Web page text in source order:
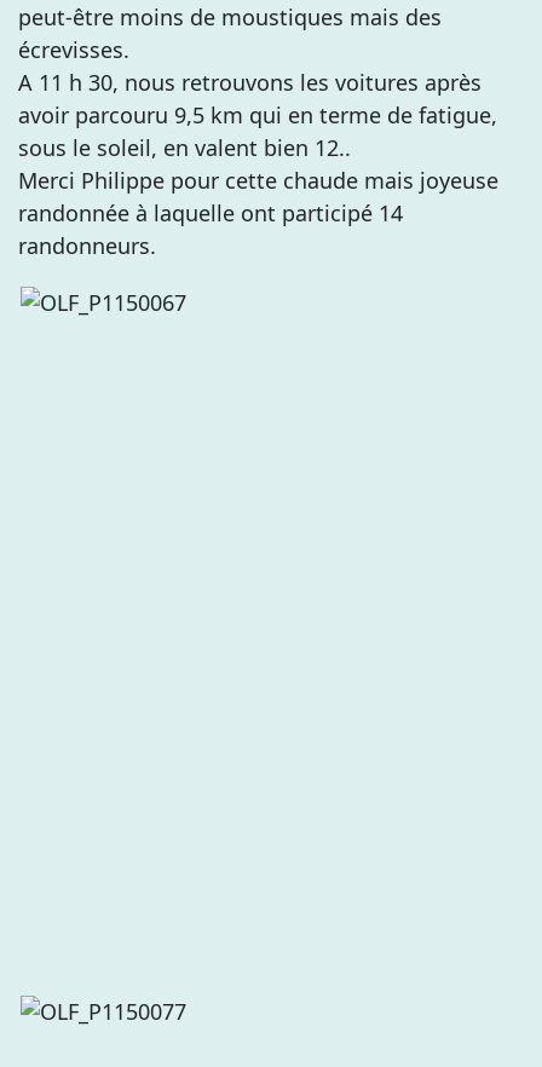
peut-être moins de moustiques mais des
écrevisses.
A 11 h 30, nous retrouvons les voitures après
avoir parcouru 9,5 km qui en terme de fatigue,
sous le soleil, en valent bien 12..
Merci Philippe pour cette chaude mais joyeuse
randonnée à laquelle ont participé 14
randonneurs.